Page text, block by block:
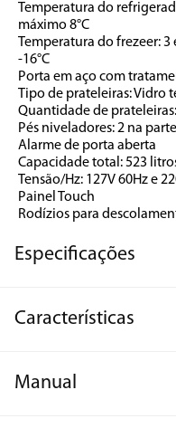
Temperatura do
máximo 8°C
Temperatura do frezeer: 3
-16°C
Porta em aço com
Tipo de prateleiras: Vidro
Quantidade de
Pés niveladores: 2 na
Alarme de porta aberta
Capacidade total: 523
Tensão/Hz: 127V 60Hz e
Painel Touch
Rodízios para
Especificações
Características
Manual